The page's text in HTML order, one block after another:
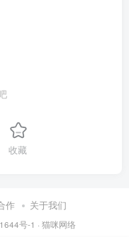
收藏
作 关于我们
号-1 · 猫咪网络